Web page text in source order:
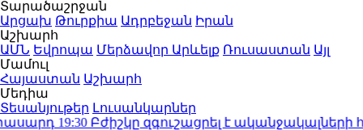
Տարածաշրջան
Արցախ Թուրքիա Ադրբեջան Իրան
Աշխարհ
ԱՄՆ Եվրոպա Մերձավոր Արևելք Ռուսաստան Այլ
Մամուլ
Հայաստան Աշխարհ
Մեդիա
Տեսանյութեր Լուսանկարներ
19:30Բժիշկը զգուշացրել է ականջակալների